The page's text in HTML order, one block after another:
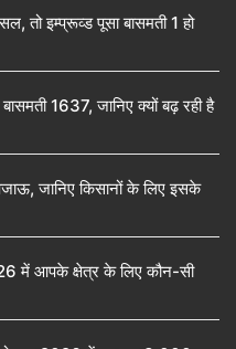
तो इम्प्रूव्ड पूसा बासमती 1 हो
1637, जानिए क्यों बढ़ रही है
जानिए किसानों के लिए इसके
में आपके क्षेत्र के लिए कौन-सी